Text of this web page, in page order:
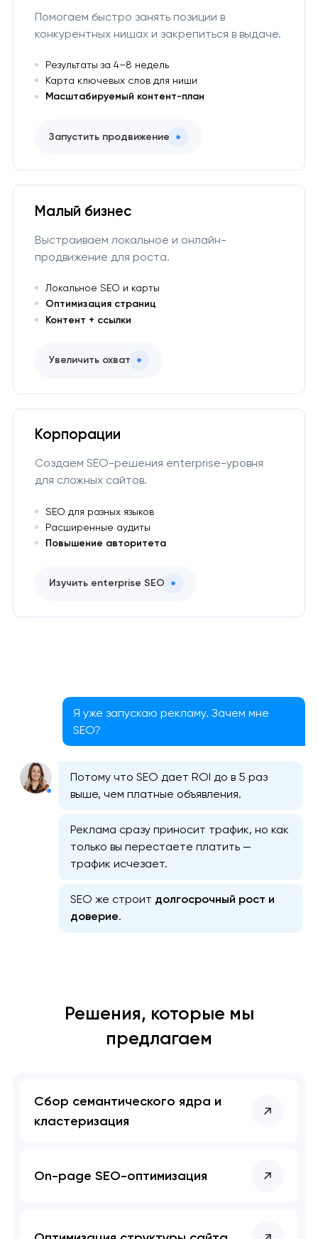
Помогаем быстро занять позиции в
конкурентных нишах и закрепиться в выдаче.
Результаты за 4–8 недель
Карта ключевых слов для ниши
Масштабируемый контент-план
Запустить продвижение
Малый бизнес
Выстраиваем локальное и онлайн-
продвижение для роста.
Локальное SEO и карты
Оптимизация страниц
Контент + ссылки
Увеличить охват
Корпорации
Создаем SEO-решения enterprise-уровня
для сложных сайтов.
SEO для разных языков
Расширенные аудиты
Повышение авторитета
Изучить enterprise SEO
Я уже запускаю рекламу. Зачем мне
SEO?
Потому что SEO дает ROI до в 5 раз
выше, чем платные объявления.
Реклама сразу приносит трафик, но как
только вы перестаете платить —
трафик исчезает.
SEO же строит долгосрочный рост и
доверие.
Решения, которые мы
предлагаем
Сбор семантического ядра и
кластеризация
On-page SEO-оптимизация